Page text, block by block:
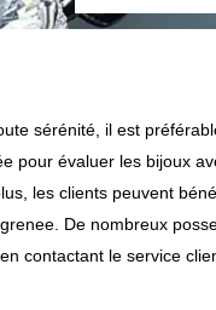
sérénité, il est
pour évaluer les bijoux
les clients peuvent
De nombreux
contactant le service